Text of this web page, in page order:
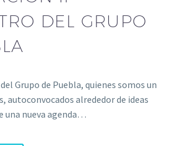
DEL GRUPO
Grupo de Puebla, quienes somos un
autoconvocados alrededor de ideas
una nueva agenda…